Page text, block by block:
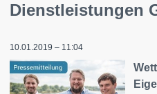
Dienstleistungen
10.01.2019 – 11:04